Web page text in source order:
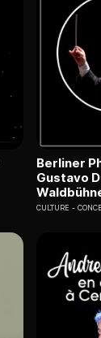
Berliner
Gustavo
CULTURE